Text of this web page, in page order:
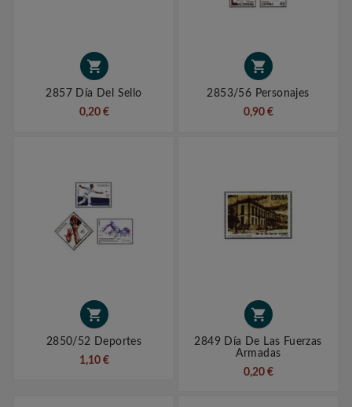

2857 Día Del Sello
0,20 €

2853/56 Personajes
0,90 €

2850/52 Deportes
1,10 €

2849 Día De Las Fuerzas
Armadas
0,20 €